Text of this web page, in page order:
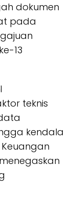
dokumen
pada
13
teknis
kendala